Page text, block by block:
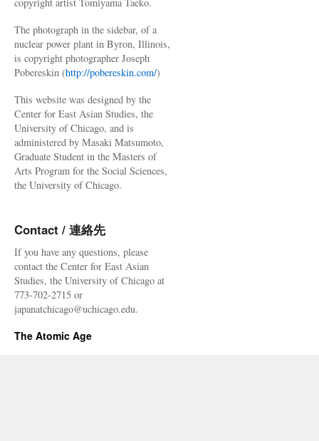
The photograph in the sidebar, of a
nuclear power plant in Byron, Illinois,
is copyright photographer Joseph
Pobereskin (http://pobereskin.com/)
This website was designed by the
Center for East Asian Studies, the
University of Chicago, and is
administered by Masaki Matsumoto,
Graduate Student in the Masters of
Arts Program for the Social Sciences,
the University of Chicago.
Contact / 連絡先
If you have any questions, please
contact the Center for East Asian
Studies, the University of Chicago at
773-702-2715 or
japanatchicago@uchicago.edu.
The Atomic Age